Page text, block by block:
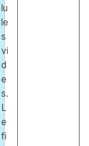
lu
le
s
vi
d
e
s.
L
e
fi